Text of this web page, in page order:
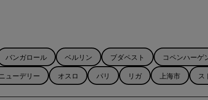
バンガロール ベルリン ブダペスト コペンハーゲ
ューデリー オスロ パリ リガ 上海市 ス